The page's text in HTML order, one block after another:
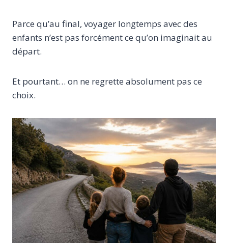
Parce qu’au final, voyager longtemps avec des
enfants n’est pas forcément ce qu’on imaginait au
départ.
Et pourtant… on ne regrette absolument pas ce
choix.